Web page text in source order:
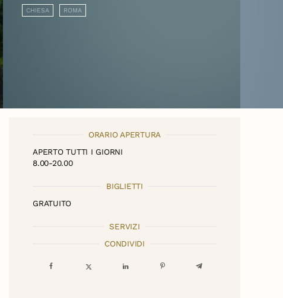
CHIESA ROMA
ORARIO APERTURA
APERTO TUTTI I GIORNI
8.00-20.00
BIGLIETTI
GRATUITO
SERVIZI
CONDIVIDI